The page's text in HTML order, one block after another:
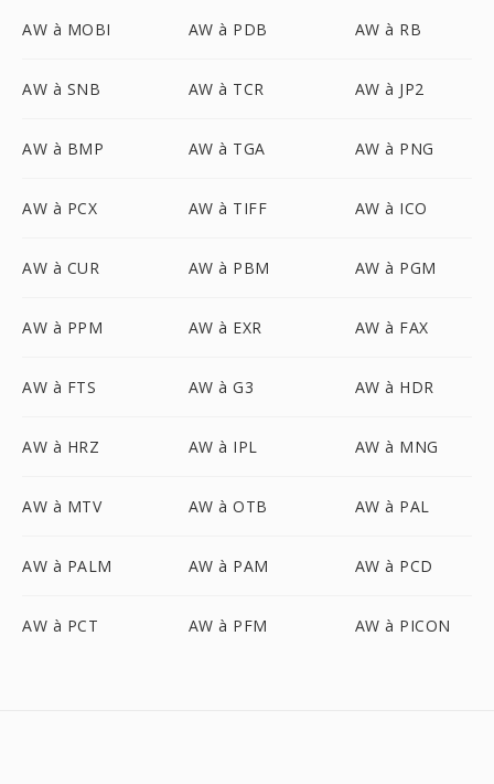
AW à MOBI AW à PDB AW à RB
AW à SNB AW à TCR AW à JP2
AW à BMP AW à TGA AW à PNG
AW à PCX AW à TIFF AW à ICO
AW à CUR AW à PBM AW à PGM
AW à PPM AW à EXR AW à FAX
AW à FTS AW à G3 AW à HDR
AW à HRZ AW à IPL AW à MNG
AW à MTV AW à OTB AW à PAL
AW à PALM AW à PAM AW à PCD
AW à PCT AW à PFM AW à PICON